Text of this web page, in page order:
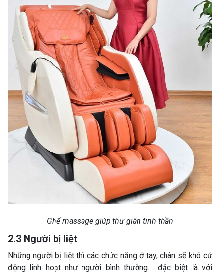
Ghế massage giúp thư giãn tinh thần
2.3 Người bị liệt
Những người bị liệt thì các chức năng ở tay, chân sẽ khó cử
động linh hoạt như người bình thường. đặc biệt là với